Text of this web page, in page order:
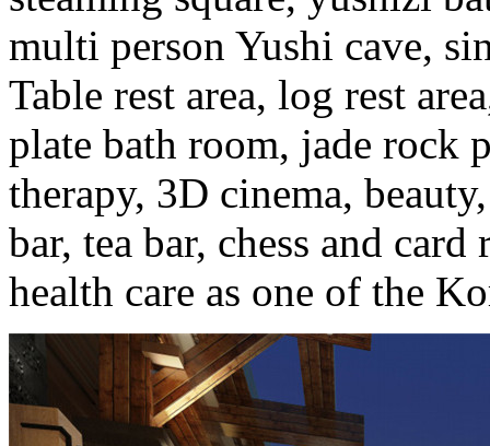
multi person Yushi cave,
Table rest area, log rest
plate bath room, jade rock
therapy, 3D cinema,
bar, tea bar, chess and
health care as one of the